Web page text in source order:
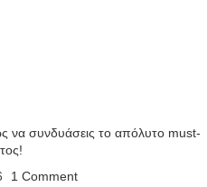
να συνδυάσεις το απόλυτο must-
1 Comment